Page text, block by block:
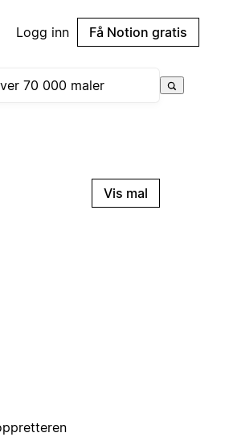
Logg inn Få Notion gratis
Vis mal